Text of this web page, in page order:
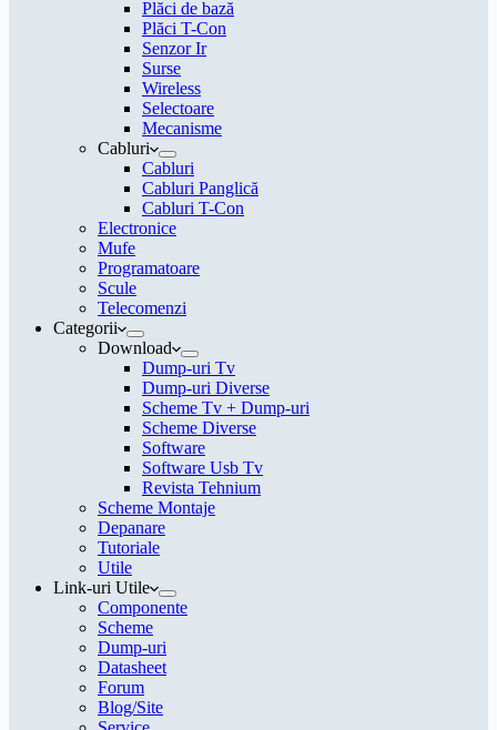
Plăci de bază
Plăci T-Con
Senzor Ir
Surse
Wireless
Selectoare
Mecanisme
Cabluri
Cabluri
Cabluri Panglică
Cabluri T-Con
Electronice
Mufe
Programatoare
Scule
Telecomenzi
Categorii
Download
Dump-uri Tv
Dump-uri Diverse
Scheme Tv + Dump-uri
Scheme Diverse
Software
Software Usb Tv
Revista Tehnium
Scheme Montaje
Depanare
Tutoriale
Utile
Link-uri Utile
Componente
Scheme
Dump-uri
Datasheet
Forum
Blog/Site